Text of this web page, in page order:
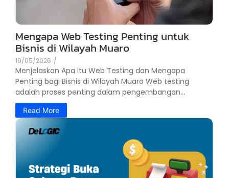
Mengapa Web Testing Penting untuk
Bisnis di Wilayah Muaro
19/05/2026 /
Menjelaskan Apa Itu Web Testing dan Mengapa
Penting bagi Bisnis di Wilayah Muaro Web testing
adalah proses penting dalam pengembangan...
Read More